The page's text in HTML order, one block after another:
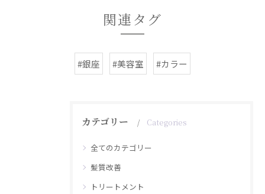
関連タグ
#銀座 #美容室 #カラー
カテゴリー Categories
全てのカテゴリー
髪質改善
トリートメント